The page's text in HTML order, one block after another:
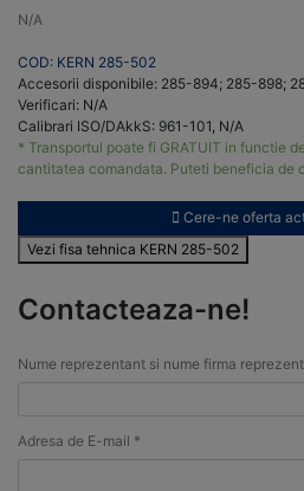
N/A
COD: KERN 285-502
Accesorii disponibile: 285-894; 285-898;
Verificari: N/A
Calibrari ISO/DAkkS: 961-101, N/A
* Transportul poate fi GRATUIT in functie
cantitatea comandata. Puteti beneficia de
Cere-ne oferta
Vezi fisa tehnica KERN 285-502
Contacteaza-ne!
Nume reprezentant si nume firma
Adresa de E-mail *